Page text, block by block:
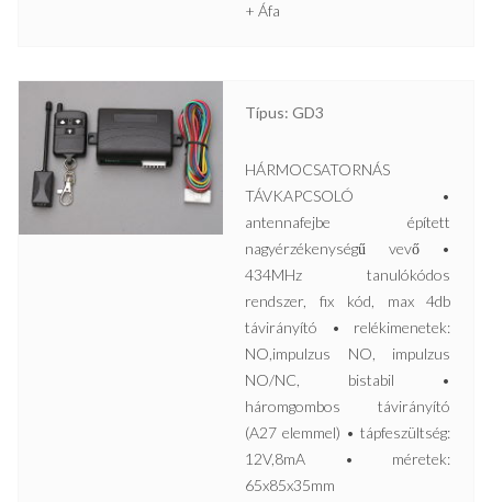
+ Áfa
Típus: GD3
HÁRMOCSATORNÁS
TÁVKAPCSOLÓ •
antennafejbe épített
nagyérzékenységű vevő •
434MHz tanulókódos
rendszer, fix kód, max 4db
távirányító • relékimenetek:
NO,impulzus NO, impulzus
NO/NC, bistabil •
háromgombos távirányító
(A27 elemmel) • tápfeszültség:
12V,8mA • méretek:
65x85x35mm